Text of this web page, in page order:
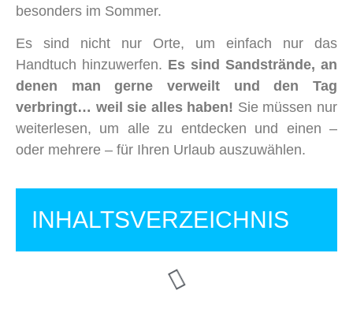
besonders im Sommer.
Es sind nicht nur Orte, um einfach nur das
Handtuch hinzuwerfen. Es sind Sandstrände, an
denen man gerne verweilt und den Tag
verbringt… weil sie alles haben! Sie müssen nur
weiterlesen, um alle zu entdecken und einen –
oder mehrere – für Ihren Urlaub auszuwählen.
INHALTSVERZEICHNIS